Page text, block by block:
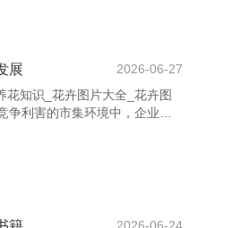
上线下聚合的形貌进行试验，如
花知识_花卉图片大全_花卉图
展
2026-06-27
花知识_花卉图片大全_花卉图
争利害的市集环境中，企业的
守旧。财务不仅是企业运营
业抓续增长的紧迫能源。 当先，
级，为融资提供更多便利。
2026-06-24